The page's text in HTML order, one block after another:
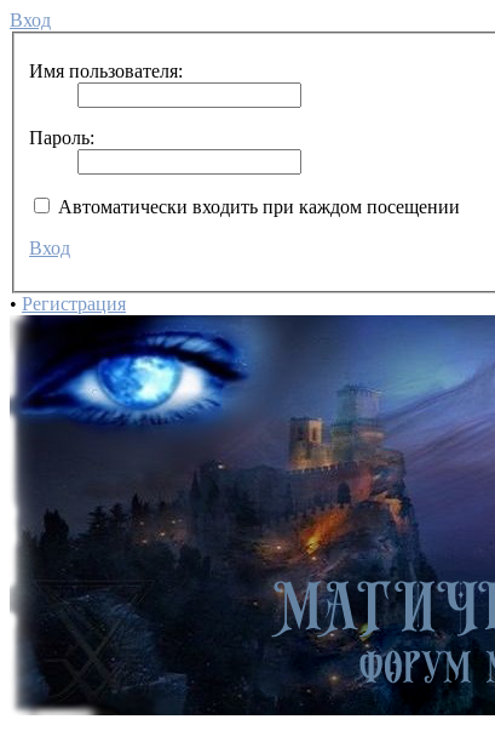
Вход
Имя пользователя:
Пароль:
Автоматически входить при каждом посещении
Вход
• Регистрация